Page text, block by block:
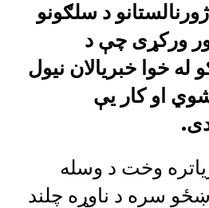
د سلګونو
ورکړی چې د
له خوا خبریالان نیول
او کار یې
وخت د وسله
ښځو سره د ناوړه چلند